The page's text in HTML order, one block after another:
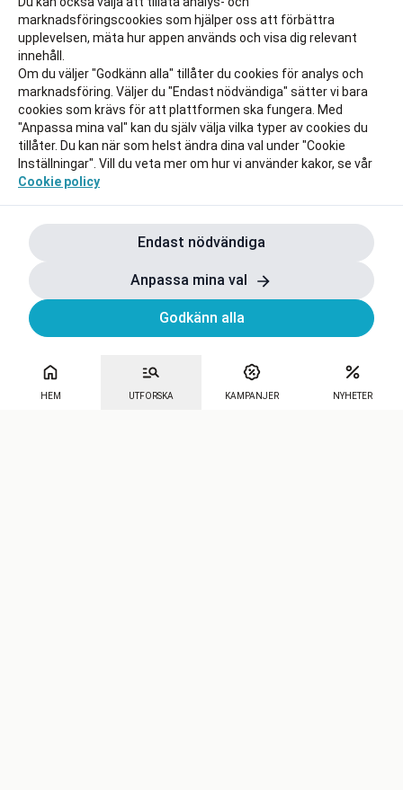
HEM UTFORSKA KAMPANJER NYHETER
marknadsföringscookies som hjälper oss att förbättra
upplevelsen, mäta hur appen används och visa dig relevant
innehåll.
Om du väljer "Godkänn alla" tillåter du cookies för analys och
marknadsföring. Väljer du "Endast nödvändiga" sätter vi bara
cookies som krävs för att plattformen ska fungera. Med
"Anpassa mina val" kan du själv välja vilka typer av cookies du
tillåter. Du kan när som helst ändra dina val under "Cookie
Inställningar". Vill du veta mer om hur vi använder kakor, se vår
Cookie policy
Endast nödvändiga
Anpassa mina val
Godkänn alla